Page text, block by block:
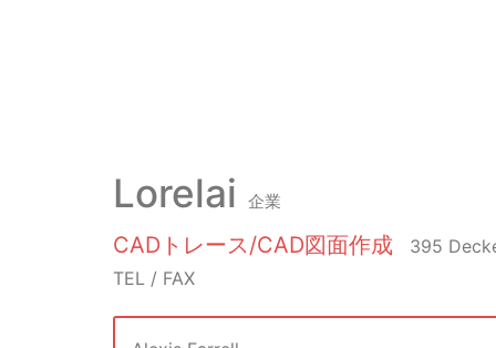
Lorelai 企業
CADトレース/CAD図面作成
395
TEL / FAX